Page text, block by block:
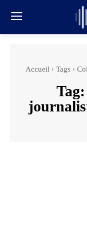
Accueil Tags
Tag: